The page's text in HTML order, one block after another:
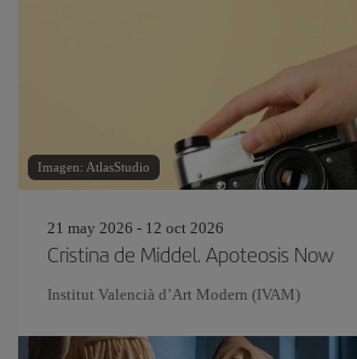
Imagen: AtlasStudio
21 may 2026 - 12 oct 2026
Cristina de Middel. Apoteosis Now
Institut Valencià d’Art Modern (IVAM)